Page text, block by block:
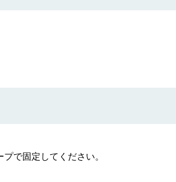
で固定してください。